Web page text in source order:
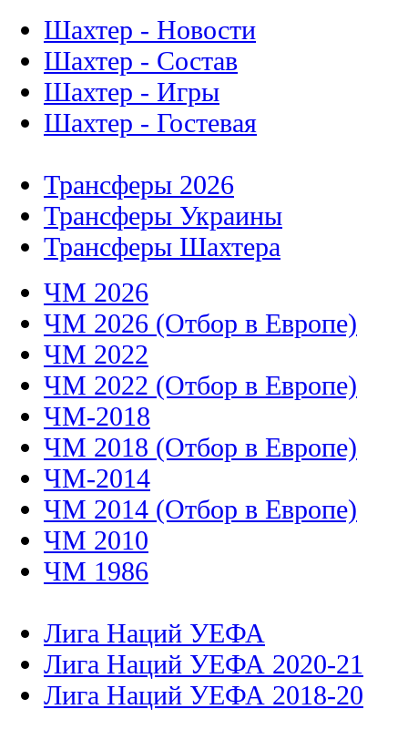
Шахтер - Новости
Шахтер - Состав
Шахтер - Игры
Шахтер - Гостевая
Трансферы 2026
Трансферы Украины
Трансферы Шахтера
ЧМ 2026
ЧМ 2026 (Отбор в Европе)
ЧМ 2022
ЧМ 2022 (Отбор в Европе)
ЧМ-2018
ЧМ 2018 (Отбор в Европе)
ЧМ-2014
ЧМ 2014 (Отбор в Европе)
ЧМ 2010
ЧМ 1986
Лига Наций УЕФА
Лига Наций УЕФА 2020-21
Лига Наций УЕФА 2018-20